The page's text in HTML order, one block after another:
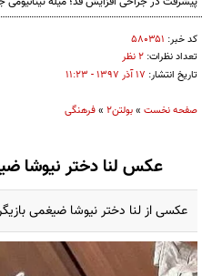
کاهش می‌دهد
کد خبر: ۵۸۰۳۵۱
تعداد نظرات: ۲ نظر
تاریخ انتشار: ۱۷ آذر ۱۳۹۷ - ۱۱:۲۳
صفحه نخست »بولتن2 »فرهنگی
عکس لنا دختر نیوشا
عکسی از لنا دختر نیوشا ضیغمی